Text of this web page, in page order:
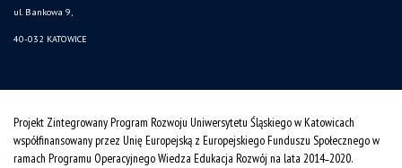
ul. Bankowa 9,
40-032 KATOWICE
Projekt Zintegrowany Program Rozwoju Uniwersytetu Śląskiego w Katowicach
współfinansowany przez Unię Europejską z Europejskiego Funduszu Społecznego w
ramach Programu Operacyjnego Wiedza Edukacja Rozwój na lata 2014˗2020.